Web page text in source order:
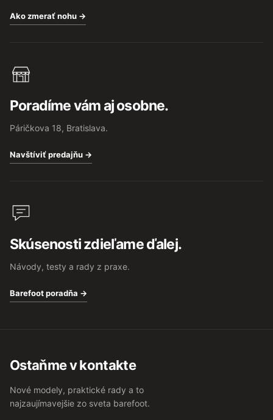
Ako zmerať nohu →
Poradíme vám aj osobne.
Páričkova 18, Bratislava.
Navštíviť predajňu →
Skúsenosti zdieľame ďalej.
Návody, testy a rady z praxe.
Barefoot poradňa →
Ostaňme v kontakte
Nové modely, praktické rady a to
najzaujímavejšie zo sveta barefoot.